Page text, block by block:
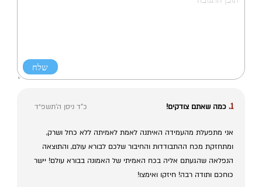
1. כמה שאתם צודקים! כ"ד ניסן ה׳תשפ״ד
אני מתפעלת מהעמידה האיתנה לאמת לאמיתה ללא כחל ושרק,
ומתחזקת מכח ההתבודדות והחיבור שלכם לבורא עולם, והתוצאה
הנפלאה שהגעתם אליה בכח האמיתי של האמונה בבורא עולם! יישר
כוחכם ותודה רבה! חיזקו ואימצו!